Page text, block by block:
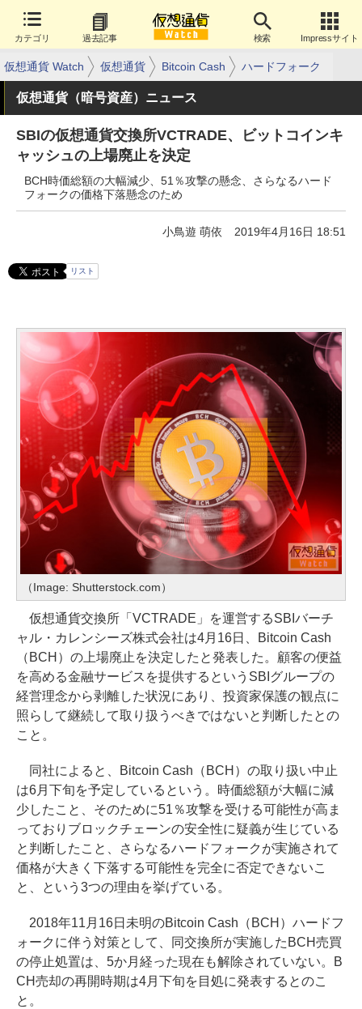
カテゴリ 過去記事 検索 Impressサイト
仮想通貨 Watch 仮想通貨 Bitcoin Cash ハードフォーク
仮想通貨（暗号資産）ニュース
SBIの仮想通貨交換所VCTRADE、ビットコインキ
ャッシュの上場廃止を決定
BCH時価総額の大幅減少、51％攻撃の懸念、さらなるハード
フォークの価格下落懸念のため
小鳥遊 萌依 2019年4月16日 18:51
リスト
（Image: Shutterstock.com）
仮想通貨交換所「VCTRADE」を運営するSBIバーチ
ャル・カレンシーズ株式会社は4月16日、Bitcoin Cash
（BCH）の上場廃止を決定したと発表した。顧客の便益
を高める金融サービスを提供するというSBIグループの
経営理念から剥離した状況にあり、投資家保護の観点に
照らして継続して取り扱うべきではないと判断したとの
こと。
同社によると、Bitcoin Cash（BCH）の取り扱い中止
は6月下旬を予定しているという。時価総額が大幅に減
少したこと、そのために51％攻撃を受ける可能性が高ま
っておりブロックチェーンの安全性に疑義が生じている
と判断したこと、さらなるハードフォークが実施されて
価格が大きく下落する可能性を完全に否定できないこ
と、という3つの理由を挙げている。
2018年11月16日未明のBitcoin Cash（BCH）ハードフ
ォークに伴う対策として、同交換所が実施したBCH売買
の停止処置は、5か月経った現在も解除されていない。B
CH売却の再開時期は4月下旬を目処に発表するとのこ
と。